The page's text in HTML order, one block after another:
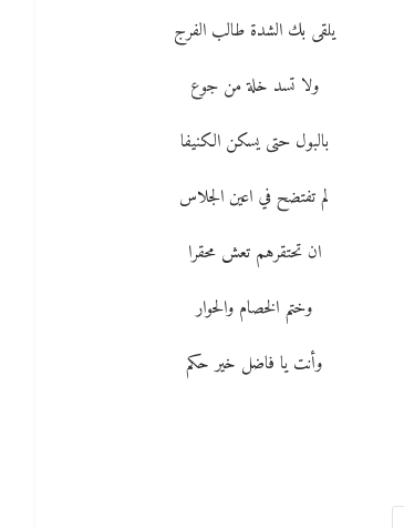
يلقى بك الشدة طالب الفرج
ولا تسد خلة من جوع
بالبول حتى يسكن الكنيفا
لم تفتضح في اعين الجلاس
ان تحتقرهم تعش محقرا
وختم الخصام والحوار
وأنت يا فاضل خير حكم